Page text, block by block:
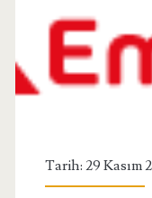
Tarih: 29 Kasım